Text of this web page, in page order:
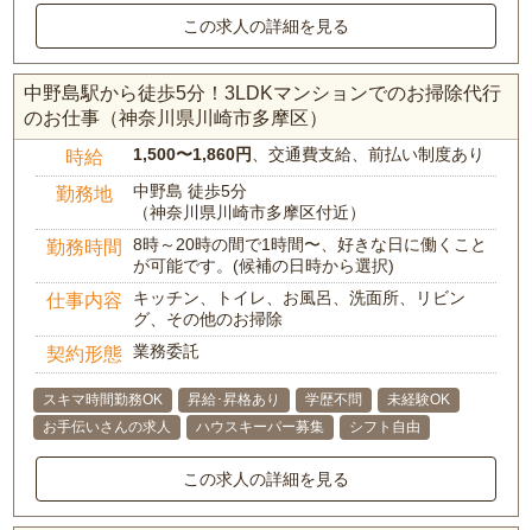
この求人の詳細を見る
中野島駅から徒歩5分！3LDKマンションでのお掃除代行
のお仕事（神奈川県川崎市多摩区）
時給 1,500〜1,860円 、交通費支給、前払い制度あり
勤務地
中野島 徒歩5分
（神奈川県川崎市多摩区付近）
勤務時間
8時～20時の間で1時間〜、好きな日に働くこと
が可能です。(候補の日時から選択)
仕事内容
キッチン、トイレ、お風呂、洗面所、リビン
グ、その他のお掃除
契約形態 業務委託
スキマ時間勤務OK 昇給･昇格あり 学歴不問
未経験OK
お手伝いさんの求人
ハウスキーパー募集 シフト自由
この求人の詳細を見る